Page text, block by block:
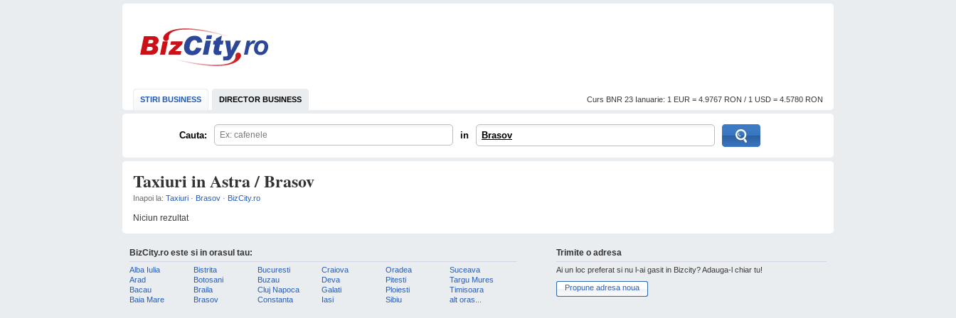
STIRI BUSINESS DIRECTOR BUSINESS Curs BNR 23 Ianuarie: 1 EUR = 4.9767 RON / 1 USD = 4.5780 RON
Cauta: in Brasov
Taxiuri in Astra / Brasov
Inapoi la: Taxiuri · Brasov · BizCity.ro
Niciun rezultat
BizCity.ro este si in orasul tau:
Alba Iulia
Arad
Bacau
Baia Mare
Bistrita
Botosani
Braila
Brasov
Bucuresti
Buzau
Cluj Napoca
Constanta
Craiova
Deva
Galati
Iasi
Oradea
Pitesti
Ploiesti
Sibiu
Suceava
Targu Mures
Timisoara
alt oras...
Trimite o adresa
Ai un loc preferat si nu l-ai gasit in Bizcity? Adauga-l chiar tu!
Propune adresa noua